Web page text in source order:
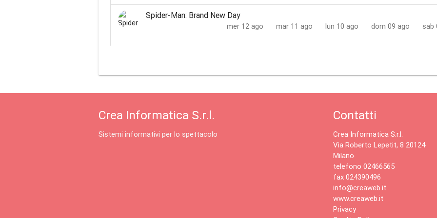
Spider-Man: Brand New Day
sab
dom 09 ago
lun 10 ago
mar 11 ago
mer 12 ago
Crea Informatica S.r.l.
Sistemi informativi per lo spettacolo
Contatti
Crea Informatica S.r.l.
Via Roberto Lepetit, 8 20124
Milano
telefono 02466565
fax 024390496
info@creaweb.it
www.creaweb.it
Privacy